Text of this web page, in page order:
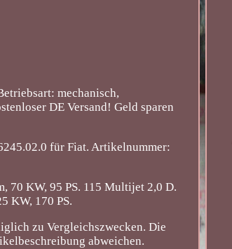
mechanisch,
DE Versand! Geld sparen
für Fiat. Artikelnummer:
70 KW, 95 PS. 115 Multijet 2,0 D.
KW, 170 PS.
zu Vergleichszwecken. Die
abweichen.